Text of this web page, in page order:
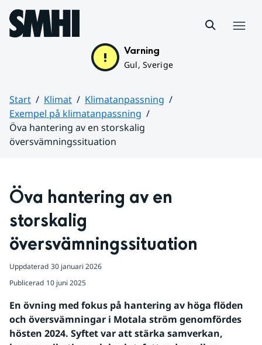
Hoppa till sidans innehåll
Varning
Gul, Sverige
Start Klimat
Klimatanpassning
Exempel på klimatanpassning
Öva hantering av en storskalig
översvämningssituation
Öva hantering av en
storskalig
översvämningssituation
Uppdaterad 30 januari 2026
Publicerad 10 juni 2025
En övning med fokus på hantering av höga flöden
och översvämningar i Motala ström genomfördes
hösten 2024. Syftet var att stärka samverkan,